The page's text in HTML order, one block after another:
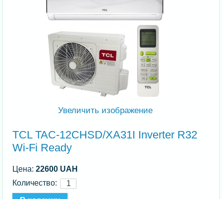
Увеличить изображение
TCL TAC-12CHSD/XA31I Inverter R32
Wi-Fi Ready
Цена:22600 UAH
Количество: